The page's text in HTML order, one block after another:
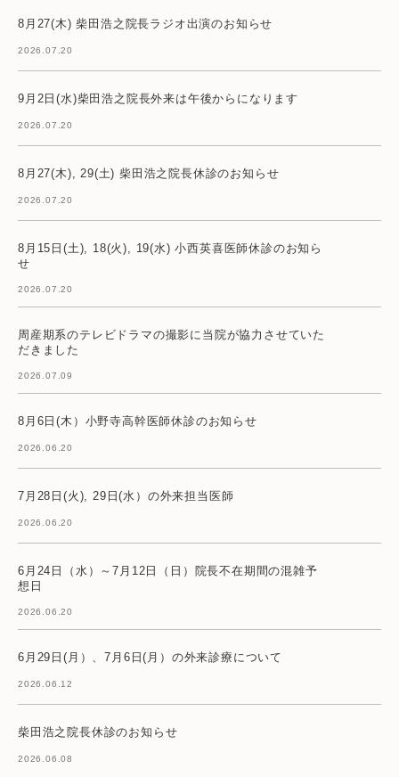
8月27(木) 柴田浩之院長ラジオ出演のお知らせ
2026.07.20
9月2日(水)柴田浩之院長外来は午後からになります
2026.07.20
8月27(木), 29(土) 柴田浩之院長休診のお知らせ
2026.07.20
8月15日(土), 18(火), 19(水) 小西英喜医師休診のお知ら
せ
2026.07.20
周産期系のテレビドラマの撮影に当院が協力させていた
だきました
2026.07.09
8月6日(木）小野寺高幹医師休診のお知らせ
2026.06.20
7月28日(火), 29日(水）の外来担当医師
2026.06.20
6月24日（水）～7月12日（日）院長不在期間の混雑予
想日
2026.06.20
6月29日(月）、7月6日(月）の外来診療について
2026.06.12
柴田浩之院長休診のお知らせ
2026.06.08